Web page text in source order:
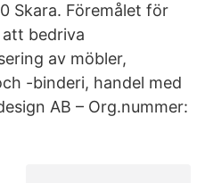
Skara. Föremålet för
bedriva
av möbler,
-binderi, handel med
AB – Org.nummer: